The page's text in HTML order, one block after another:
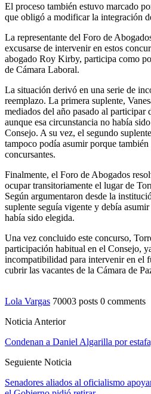
El proceso también estuvo marcado
que obligó a modificar la integración
La representante del Foro de
excusarse de intervenir en estos
abogado Roy Kirby, participa como
de Cámara Laboral.
La situación derivó en una serie de
reemplazo. La primera suplente,
mediados del año pasado al participar
aunque esa circunstancia no había
Consejo. A su vez, el segundo
tampoco podía asumir porque
concursantes.
Finalmente, el Foro de Abogados
ocupar transitoriamente el lugar de
Según argumentaron desde la
suplente seguía vigente y debía
había sido elegida.
Una vez concluido este concurso,
participación habitual en el Consejo,
incompatibilidad para intervenir en el
cubrir las vacantes de la Cámara de
Lola Vargas 70003 posts 0 comments
Noticia Anterior
Condenan a Daniel Algarilla por
Seguiente Noticia
Senadores aliados al oficialismo